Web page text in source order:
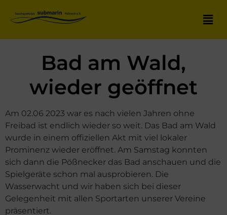
Bad am Wald,
wieder geöffnet
Am 02.06 2023 war es nach vielen Jahren ohne
Freibad ist endlich wieder so weit. Das Bad am Wald
wurde in einem offiziellen Akt mit viel lokaler
Prominenz wieder eröffnet. Am Samstag konnten
sich dann die Pößnecker das Bad anschauen und die
Spielgeräte schon mal ausprobieren. Die
Wasserwacht und wir haben sich bei dieser
Gelegenheit mit allen Sportarten unserer Vereine
präsentiert.